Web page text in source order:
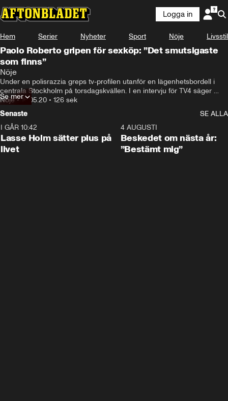
Logga in
Hem Serier Nyheter Sport Nöje Livsstil
Paolo Roberto gripen för sexköp: ”Det smutsigaste
som finns”
Nöje
Under en polisrazzia greps tv-profilen utanför en lägenhetsbordell i
centrala Stockholm på torsdagskvällen. I en intervju för TV4 säger
Paolo att "det är det vidrigaste man kan göra".
Nöje•16.05.20 • 126 sek
Se mer
Senaste
SE ALLA
I GÅR 10:42
Lasse Holm sätter plus på
livet
4 AUGUSTI
Beskedet om nästa år:
”Bestämt mig”